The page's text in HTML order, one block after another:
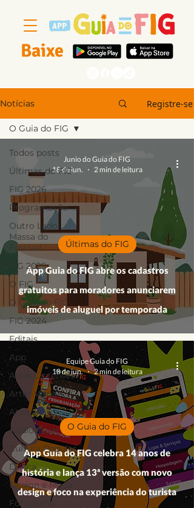
Baixe
Notícias Registre-se
Todos posts
Últimas do FIG
FIG 2026
Programação
Outro Lado
Massa do
Festival
FIG 2025
O FIG
O Guia do FIG
FIG 2024
Editais
App
Artes Circenses
Artes Visuais
Artesanato
Audiovisual
Cultura Popular
Dança
Design e Moda
Fotografia
O Guia do FIG
App Guia do FIG abre os cadastros
gratuitos para moradores anunciarem
imóveis de aluguel por temporada
Últimas do FIG
Junio do Guia do FIG
18 de jun.
2 min de leitura
App Guia do FIG celebra 14 anos de
história e lança 13ª versão com novo
design e foco na experiência do turista
O Guia do FIG
Equipe Guia do FIG
18 de jun.
2 min de leitura